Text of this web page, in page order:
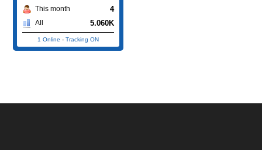
This month 4
All 5.060K
1 Online -Tracking ON